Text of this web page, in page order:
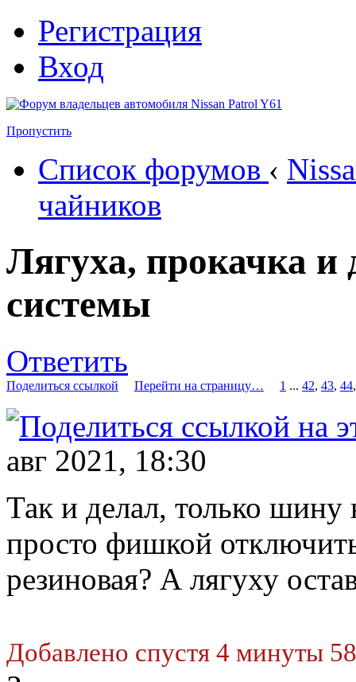
Регистрация
Вход
Пропустить
Список форумов ‹
чайников
Лягуха, прокачка и
системы
Ответить
Поделиться ссылкой Перейти на страницу… 1 ... 42, 43, 44
авг 2021, 18:30
Так и делал, только
просто фишкой
резиновая? А лягуху
Добавлено спустя 4 минуты